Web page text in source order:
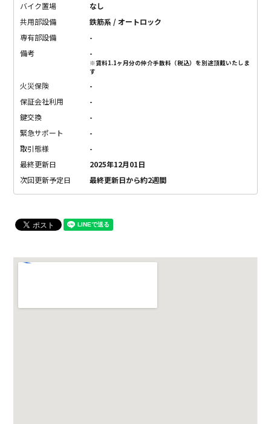
バイク置場
なし
共用部設備
鉄筋系 / オートロック
専有部設備
-
備考
-
※賃料1.1ヶ月分の仲介手数料（税込）を別途頂戴いたしま
す
火災保険
-
保証会社利用
-
鍵交換
-
緊急サポート
-
取引態様
-
最終更新日
2025年12月01日
次回更新予定日
最終更新日から約2週間